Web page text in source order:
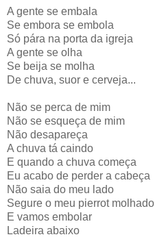
A gente se embala
Se embora se embola
Só pára na porta da igreja
A gente se olha
Se beija se molha
De chuva, suor e cerveja...
Não se perca de mim
Não se esqueça de mim
Não desapareça
A chuva tá caindo
E quando a chuva começa
Eu acabo de perder a cabeça
Não saia do meu lado
Segure o meu pierrot molhado
E vamos embolar
Ladeira abaixo